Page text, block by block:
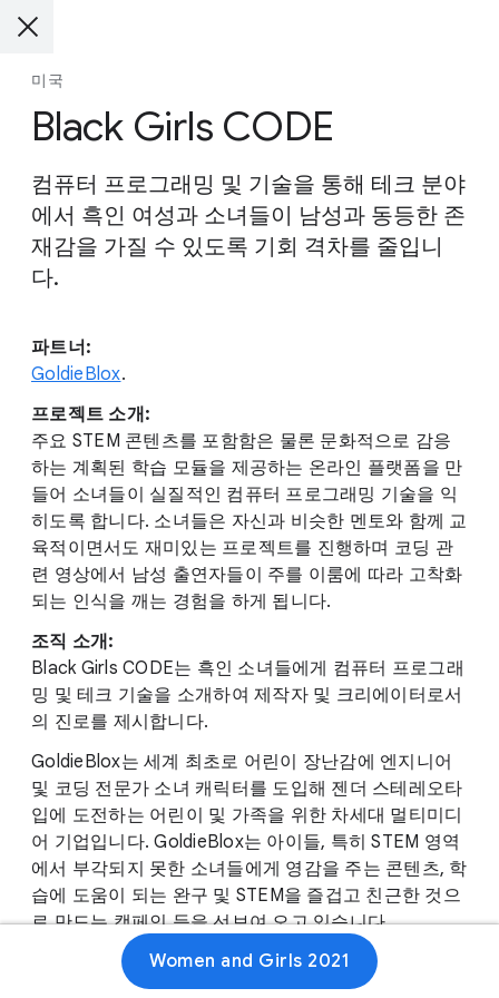
미국
Black Girls CODE
컴퓨터 프로그래밍 및 기술을 통해 테크 분야
에서 흑인 여성과 소녀들이 남성과 동등한 존
재감을 가질 수 있도록 기회 격차를 줄입니
다.
파트너:
GoldieBlox.
프로젝트 소개:
주요 STEM 콘텐츠를 포함함은 물론 문화적으로 감응
하는 계획된 학습 모듈을 제공하는 온라인 플랫폼을 만
들어 소녀들이 실질적인 컴퓨터 프로그래밍 기술을 익
히도록 합니다. 소녀들은 자신과 비슷한 멘토와 함께 교
육적이면서도 재미있는 프로젝트를 진행하며 코딩 관
련 영상에서 남성 출연자들이 주를 이룸에 따라 고착화
되는 인식을 깨는 경험을 하게 됩니다.
조직 소개:
Black Girls CODE는 흑인 소녀들에게 컴퓨터 프로그래
밍 및 테크 기술을 소개하여 제작자 및 크리에이터로서
의 진로를 제시합니다.
GoldieBlox는 세계 최초로 어린이 장난감에 엔지니어
및 코딩 전문가 소녀 캐릭터를 도입해 젠더 스테레오타
입에 도전하는 어린이 및 가족을 위한 차세대 멀티미디
어 기업입니다. GoldieBlox는 아이들, 특히 STEM 영역
에서 부각되지 못한 소녀들에게 영감을 주는 콘텐츠, 학
습에 도움이 되는 완구 및 STEM을 즐겁고 친근한 것으
로 만드는 캠페인 등을 선보여 오고 있습니다.
Women and Girls 2021